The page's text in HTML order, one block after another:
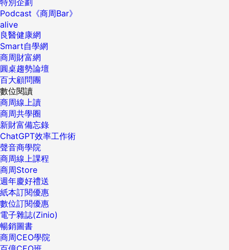
Podcast《商周Bar》
alive
良醫健康網
Smart自學網
商周財富網
圓桌趨勢論壇
百大顧問團
數位閱讀
商周線上讀
商周共學圈
新財富備忘錄
ChatGPT效率工作術
聲音商學院
商周線上課程
商周Store
週年慶好禮送
紙本訂閱優惠
數位訂閱優惠
電子雜誌(Zinio)
暢銷圖書
商周CEO學院